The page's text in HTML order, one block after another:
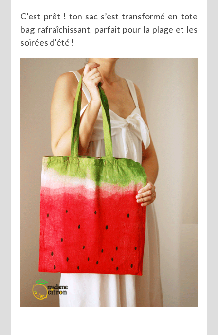
C’est prêt ! ton sac s’est transformé en tote
bag rafraîchissant, parfait pour la plage et les
soirées d’été !